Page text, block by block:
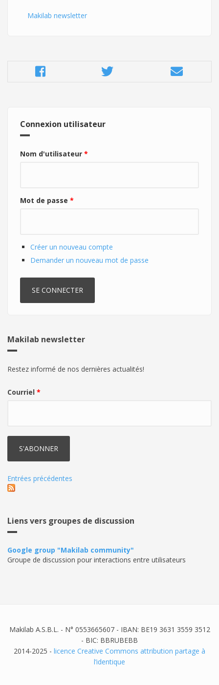
Makilab newsletter
Connexion utilisateur
Nom d'utilisateur *
Mot de passe *
Créer un nouveau compte
Demander un nouveau mot de passe
Makilab newsletter
Restez informé de nos dernières actualités!
Courriel *
Entrées précédentes
Liens vers groupes de discussion
Google group "Makilab community"
Groupe de discussion pour interactions entre utilisateurs
Makilab A.S.B.L. - N° 0553665607 - IBAN: BE19 3631 3559 3512
- BIC: BBRUBEBB
2014-2025 - licence Creative Commons attribution partage à
l’identique